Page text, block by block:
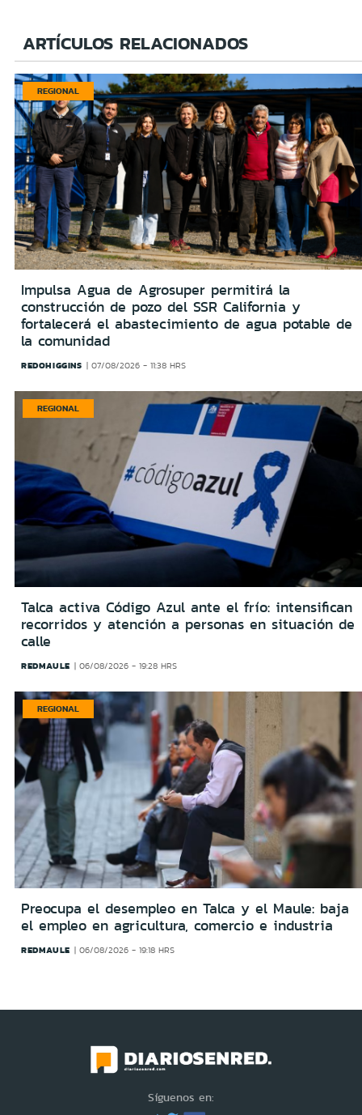
ARTÍCULOS RELACIONADOS
REGIONAL
Impulsa Agua de Agrosuper permitirá la
construcción de pozo del SSR California y
fortalecerá el abastecimiento de agua potable de
la comunidad
REDOHIGGINS 07/08/2026 - 11:38 HRS
REGIONAL
Talca activa Código Azul ante el frío: intensifican
recorridos y atención a personas en situación de
calle
REDMAULE 06/08/2026 - 19:28 HRS
REGIONAL
Preocupa el desempleo en Talca y el Maule: baja
el empleo en agricultura, comercio e industria
REDMAULE 06/08/2026 - 19:18 HRS
Síguenos en: